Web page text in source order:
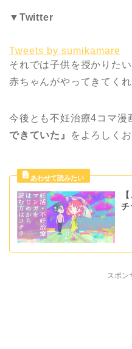
▼Twitter
Tweets by sumikamare
それでは子供を授かりた
赤ちゃんがやってきてくれ
今後とも不妊治療4コマ漫
できていた』
をよろしく
チ
スポン